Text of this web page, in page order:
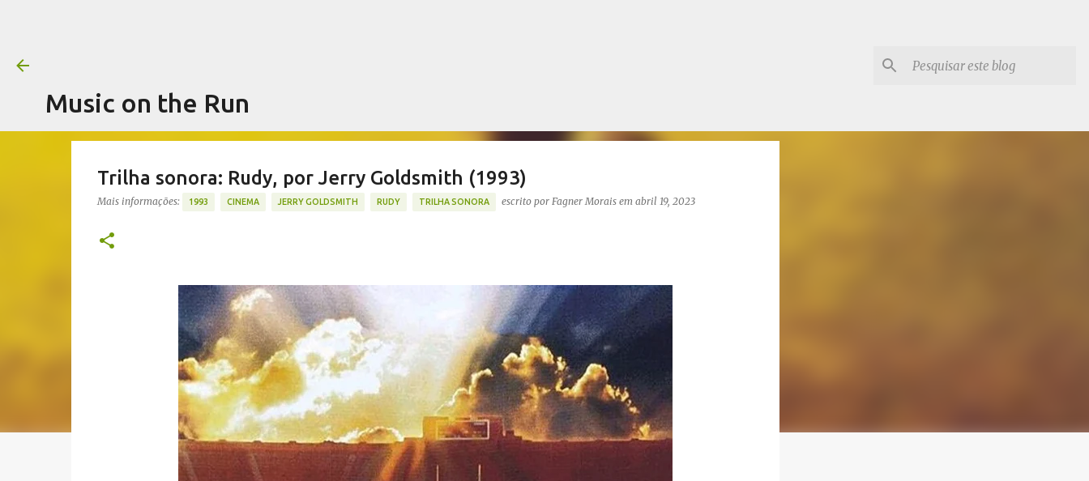
Music on the Run
Trilha sonora: Rudy, por Jerry Goldsmith (1993)
Mais informações: 1993 CINEMA JERRY GOLDSMITH RUDY TRILHA SONORA escrito por Fagner Morais em abril 19, 2023